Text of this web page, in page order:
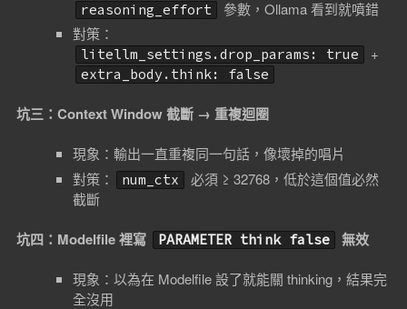
reasoning_effort
參數，Ollama 看到就噴錯
對策：
litellm_settings.drop_params: true +
extra_body.think: false
坑三：Context Window 截斷 → 重複迴圈
現象：輸出一直重複同一句話，像壞掉的唱片
對策：
num_ctx
必須 ≥ 32768，低於這個值必然
截斷
坑四：Modelfile 裡寫 PARAMETER think false 無效
現象：以為在 Modelfile 設了就能關 thinking，結果完
全沒用